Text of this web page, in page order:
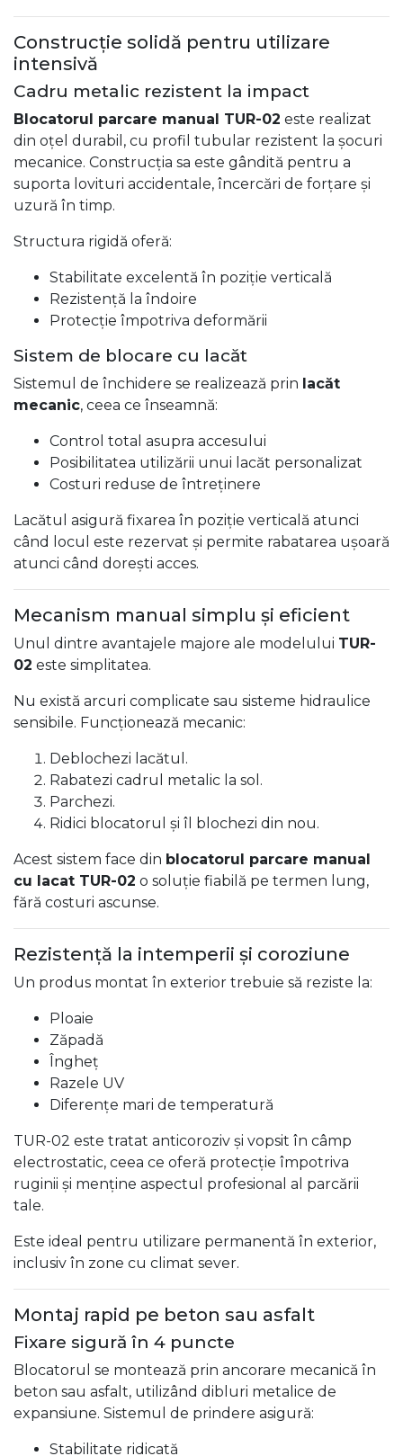
Construcție solidă pentru utilizare
intensivă
Cadru metalic rezistent la impact
Blocatorul parcare manual TUR-02 este realizat
din oțel durabil, cu profil tubular rezistent la șocuri
mecanice. Construcția sa este gândită pentru a
suporta lovituri accidentale, încercări de forțare și
uzură în timp.
Structura rigidă oferă:
Stabilitate excelentă în poziție verticală
Rezistență la îndoire
Protecție împotriva deformării
Sistem de blocare cu lacăt
Sistemul de închidere se realizează prin lacăt
mecanic, ceea ce înseamnă:
Control total asupra accesului
Posibilitatea utilizării unui lacăt personalizat
Costuri reduse de întreținere
Lacătul asigură fixarea în poziție verticală atunci
când locul este rezervat și permite rabatarea ușoară
atunci când dorești acces.
Mecanism manual simplu și eficient
Unul dintre avantajele majore ale modelului TUR-
02 este simplitatea.
Nu există arcuri complicate sau sisteme hidraulice
sensibile. Funcționează mecanic:
Deblochezi lacătul.
Rabatezi cadrul metalic la sol.
Parchezi.
Ridici blocatorul și îl blochezi din nou.
Acest sistem face din blocatorul parcare manual
cu lacat TUR-02 o soluție fiabilă pe termen lung,
fără costuri ascunse.
Rezistență la intemperii și coroziune
Un produs montat în exterior trebuie să reziste la:
Ploaie
Zăpadă
Îngheț
Razele UV
Diferențe mari de temperatură
TUR-02 este tratat anticoroziv și vopsit în câmp
electrostatic, ceea ce oferă protecție împotriva
ruginii și menține aspectul profesional al parcării
tale.
Este ideal pentru utilizare permanentă în exterior,
inclusiv în zone cu climat sever.
Montaj rapid pe beton sau asfalt
Fixare sigură în 4 puncte
Blocatorul se montează prin ancorare mecanică în
beton sau asfalt, utilizând dibluri metalice de
expansiune. Sistemul de prindere asigură:
Stabilitate ridicată